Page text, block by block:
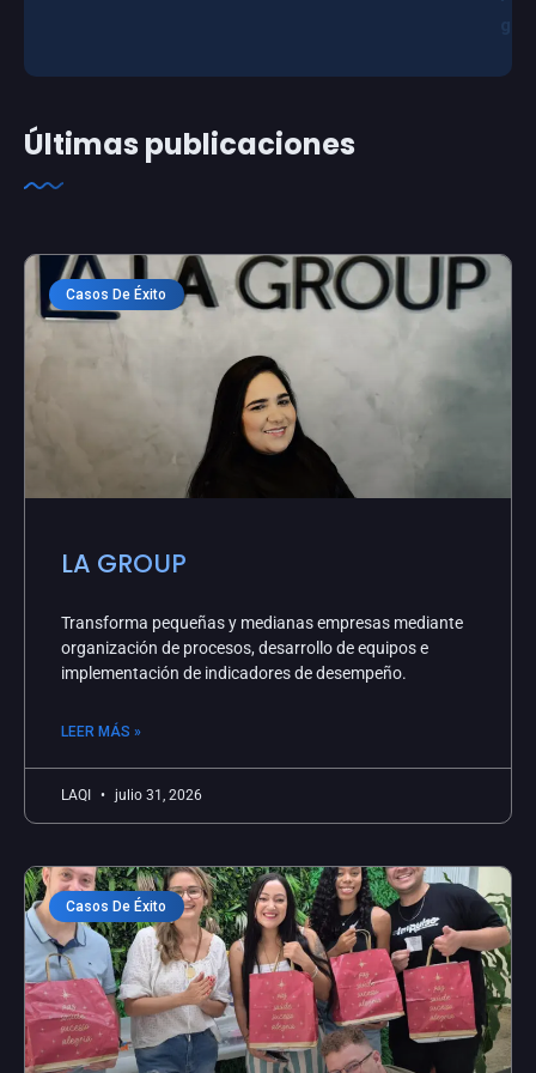
Últimas publicaciones
Casos De Éxito
LA GROUP
Transforma pequeñas y medianas empresas mediante
organización de procesos, desarrollo de equipos e
implementación de indicadores de desempeño.
LEER MÁS »
LAQI julio 31, 2026
Casos De Éxito